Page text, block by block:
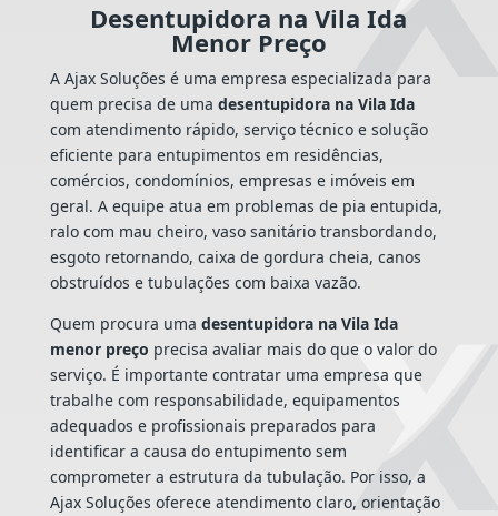
Desentupidora na Vila Ida
Menor Preço
A Ajax Soluções é uma empresa especializada para
quem precisa de uma desentupidora na Vila Ida
com atendimento rápido, serviço técnico e solução
eficiente para entupimentos em residências,
comércios, condomínios, empresas e imóveis em
geral. A equipe atua em problemas de pia entupida,
ralo com mau cheiro, vaso sanitário transbordando,
esgoto retornando, caixa de gordura cheia, canos
obstruídos e tubulações com baixa vazão.
Quem procura uma desentupidora na Vila Ida
menor preço precisa avaliar mais do que o valor do
serviço. É importante contratar uma empresa que
trabalhe com responsabilidade, equipamentos
adequados e profissionais preparados para
identificar a causa do entupimento sem
comprometer a estrutura da tubulação. Por isso, a
Ajax Soluções oferece atendimento claro, orientação